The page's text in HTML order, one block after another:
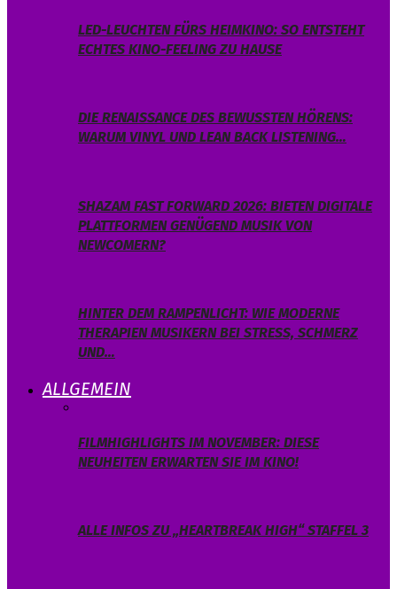
LED-LEUCHTEN FÜRS HEIMKINO: SO ENTSTEHT
ECHTES KINO-FEELING ZU HAUSE
DIE RENAISSANCE DES BEWUSSTEN HÖRENS:
WARUM VINYL UND LEAN BACK LISTENING…
SHAZAM FAST FORWARD 2026: BIETEN DIGITALE
PLATTFORMEN GENÜGEND MUSIK VON
NEWCOMERN?
HINTER DEM RAMPENLICHT: WIE MODERNE
THERAPIEN MUSIKERN BEI STRESS, SCHMERZ
UND…
ALLGEMEIN
FILMHIGHLIGHTS IM NOVEMBER: DIESE
NEUHEITEN ERWARTEN SIE IM KINO!
ALLE INFOS ZU „HEARTBREAK HIGH“ STAFFEL 3